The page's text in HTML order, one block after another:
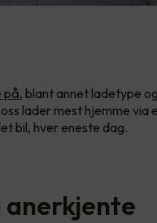
på, blant annet ladetype
lader mest hjemme
bil, hver eneste dag.